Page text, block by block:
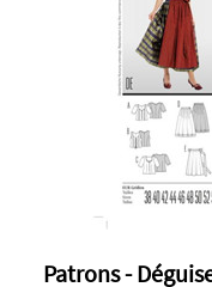
Patrons -